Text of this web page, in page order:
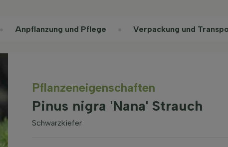
Anpflanzung und Pflege Verpackung und
Pflanzeneigenschaften
Pinus nigra 'Nana' Strauch
Schwarzkiefer